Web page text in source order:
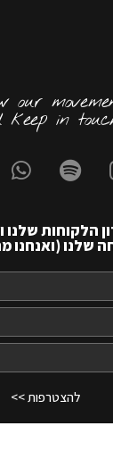
our
keep in
הלקוחות שלנו
שלנו (ואנחנו
להצטרפות >>